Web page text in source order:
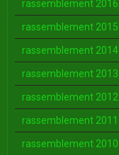
rassemblement 2016
rassemblement 2015
rassemblement 2014
rassemblement 2013
rassemblement 2012
rassemblement 2011
rassemblement 2010